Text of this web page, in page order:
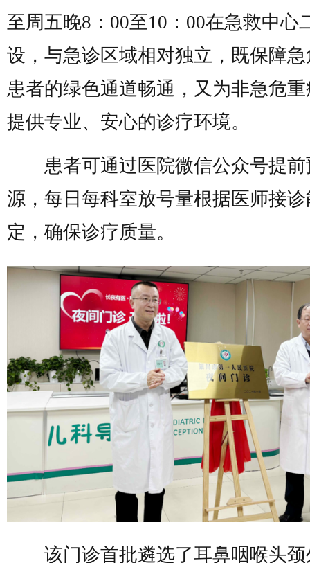
至周五晚8：00至10：00在急救中心
设，与急诊区域相对独立，既保障
患者的绿色通道畅通，又为非急危
提供专业、安心的诊疗环境。
患者可通过医院微信公众号提前
源，每日每科室放号量根据医师接
定，确保诊疗质量。
该门诊首批遴选了耳鼻咽喉头颈